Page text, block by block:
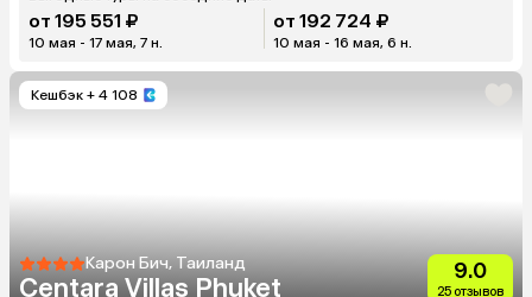
от 195 551 ₽
10 мая - 17 мая, 7 н.
от 192 724 ₽
10 мая - 16 мая, 6 н.
Кешбэк + 4 108
Карон Бич, Таиланд
Centara Villas Phuket
9.0
25 отзывов